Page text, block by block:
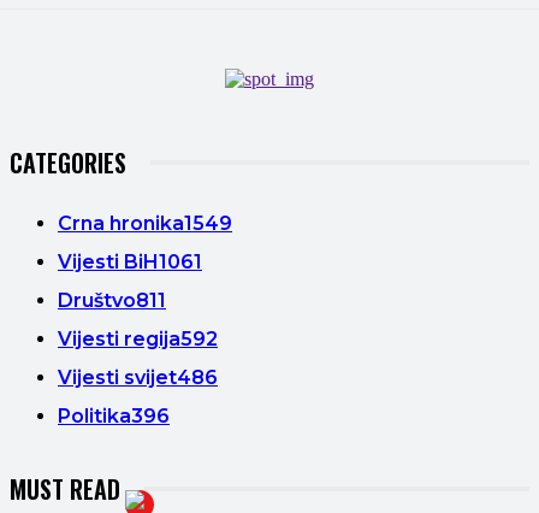
CATEGORIES
Crna hronika1549
Vijesti BiH1061
Društvo811
Vijesti regija592
Vijesti svijet486
Politika396
MUST READ